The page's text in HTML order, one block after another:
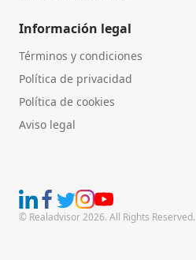
Información legal
Términos y condiciones
Política de privacidad
Política de cookies
Aviso legal
© Realadvisor 2026. All Rights Reserved.